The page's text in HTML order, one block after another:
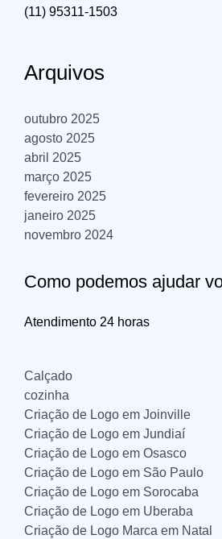
(11) 95311-1503
Arquivos
outubro 2025
agosto 2025
abril 2025
março 2025
fevereiro 2025
janeiro 2025
novembro 2024
Como podemos ajudar
Atendimento 24 horas
Calçado
cozinha
Criação de Logo em Joinville
Criação de Logo em Jundiaí
Criação de Logo em Osasco
Criação de Logo em São Paulo
Criação de Logo em Sorocaba
Criação de Logo em Uberaba
Criação de Logo Marca em Natal